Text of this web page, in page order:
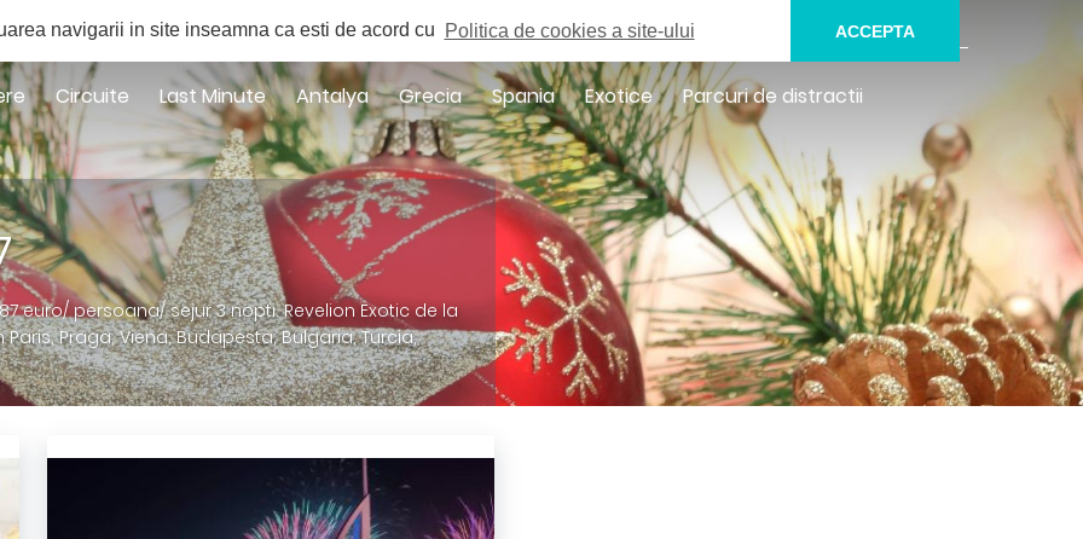
navigarii in site inseamna ca esti de acord cu Politica de cookies a site-ului ACCEPTA
euro/ persoana/ sejur 3 nopti. Revelion Exotic de la
Praga, Viena, Budapesta, Bulgaria, Turcia,
SUNA UN CONSULTANT 0732.136.171
Circuite Last Minute Antalya Grecia Spania Exotice Parcuri de distractii